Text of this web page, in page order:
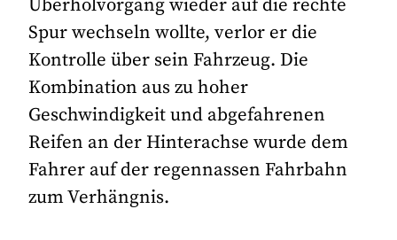
Überholvorgang wieder auf die rechte
Spur wechseln wollte, verlor er die
Kontrolle über sein Fahrzeug. Die
Kombination aus zu hoher
Geschwindigkeit und abgefahrenen
Reifen an der Hinterachse wurde dem
Fahrer auf der regennassen Fahrbahn
zum Verhängnis.